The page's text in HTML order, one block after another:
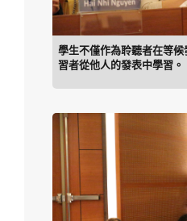
學生不僅作為聆聽者在等
習者從他人的發表中學習。